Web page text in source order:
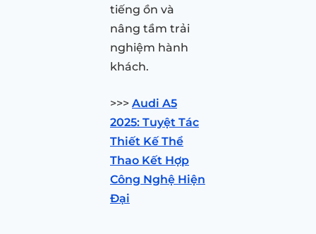
tiếng ồn và
nâng tầm trải
nghiệm hành
khách.
>>> Audi A5
2025: Tuyệt Tác
Thiết Kế Thể
Thao Kết Hợp
Công Nghệ Hiện
Đại